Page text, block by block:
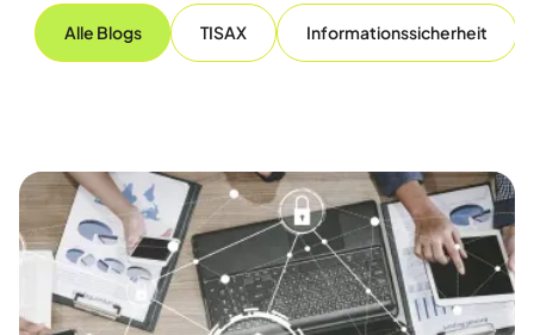
Alle Blogs TISAX Informationssicherheit